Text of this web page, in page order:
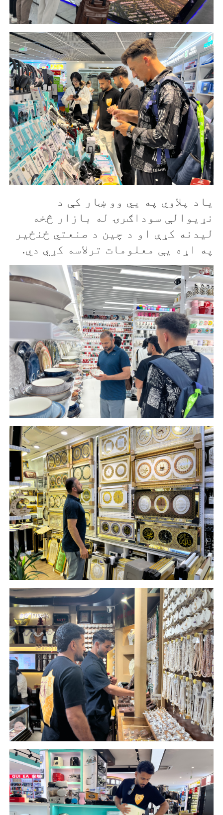
یاد پلاوي په يي وو ښار کې د
نړيوالې سوداګرۍ له بازار څخه
لیدنه کړې او د چين د صنعتي ځنځیر
په اړه يې معلومات ترلاسه کړي دي.